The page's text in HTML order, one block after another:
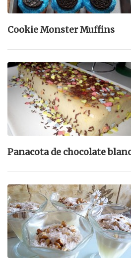
Cookie Monster Muffins
Panacota de chocolate